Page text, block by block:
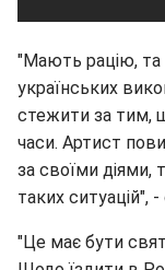
"Мають рацію, та
українських
стежити за тим,
часи. Артист
за своїми
таких ситуацій",
"Це має бути